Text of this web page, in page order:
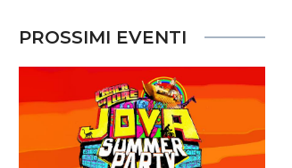
PROSSIMI EVENTI